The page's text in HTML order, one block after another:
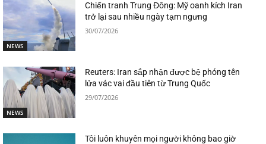
NEWS
Chiến tranh Trung Đông: Mỹ oanh kích Iran
trở lại sau nhiều ngày tạm ngưng
30/07/2026
NEWS
Reuters: Iran sắp nhận được bệ phóng tên
lửa vác vai đầu tiên từ Trung Quốc
29/07/2026
Tôi luôn khuyên mọi người không bao giờ